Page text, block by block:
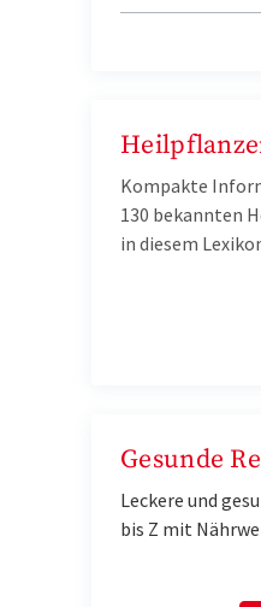
Kompakte
130 bekannten
in diesem
Gesunde
Leckere und
bis Z mit